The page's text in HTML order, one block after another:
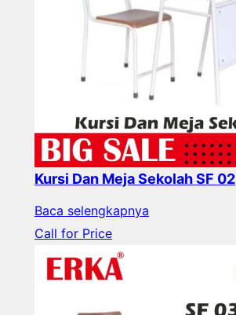
Kursi Dan Meja Sekolah SF 02
Baca selengkapnya
Call for Price